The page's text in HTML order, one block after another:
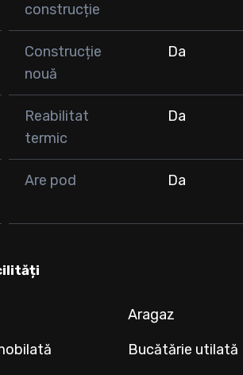
construcție
Construcție
nouă
Da
Reabilitat
termic
Da
Are pod Da
Aragaz
Bucătărie utilată